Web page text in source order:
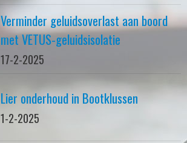
Verminder geluidsoverlast aan boord
met VETUS-geluidsisolatie
17-2-2025
Lier onderhoud in Bootklussen
1-2-2025